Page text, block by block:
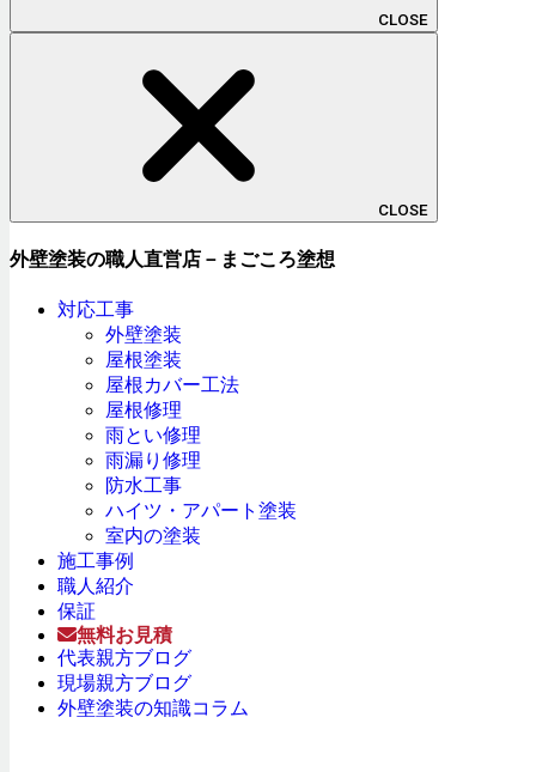
CLOSE
CLOSE
外壁塗装の職人直営店－まごころ塗想
対応工事
外壁塗装
屋根塗装
屋根カバー工法
屋根修理
雨とい修理
雨漏り修理
防水工事
ハイツ・アパート塗装
室内の塗装
施工事例
職人紹介
保証
無料お見積
代表親方ブログ
現場親方ブログ
外壁塗装の知識コラム